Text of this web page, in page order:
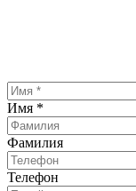
Имя *
Фамилия
Телефон